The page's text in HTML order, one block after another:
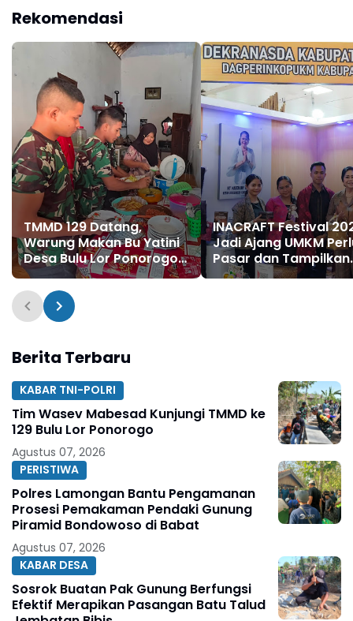
Rekomendasi
TMMD 129 Datang,
Warung Makan Bu Yatini
Desa Bulu Lor Ponorogo
Bertambah Ramai
INACRAFT Festival
Jadi Ajang UMKM
Pasar dan Tampilkan
Inovasi
Berita Terbaru
KABAR TNI-POLRI
Tim Wasev Mabesad Kunjungi TMMD ke
129 Bulu Lor Ponorogo
Agustus 07, 2026
PERISTIWA
Polres Lamongan Bantu Pengamanan
Prosesi Pemakaman Pendaki Gunung
Piramid Bondowoso di Babat
Agustus 07, 2026
KABAR DESA
Sosrok Buatan Pak Gunung Berfungsi
Efektif Merapikan Pasangan Batu Talud